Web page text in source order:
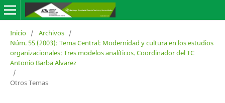
Inicio / Archivos /
Núm. 55 (2003): Tema Central: Modernidad y cultura en los estudios
organizacionales: Tres modelos analíticos. Coordinador del TC
Antonio Barba Alvarez
/
Otros Temas